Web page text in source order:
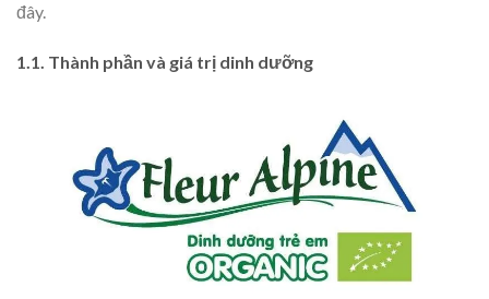
đây.
1.1. Thành phần và giá trị dinh dưỡng